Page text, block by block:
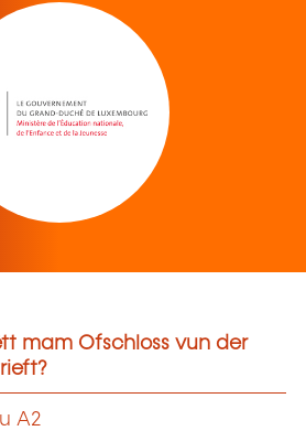
mam Ofschloss vun der
A2